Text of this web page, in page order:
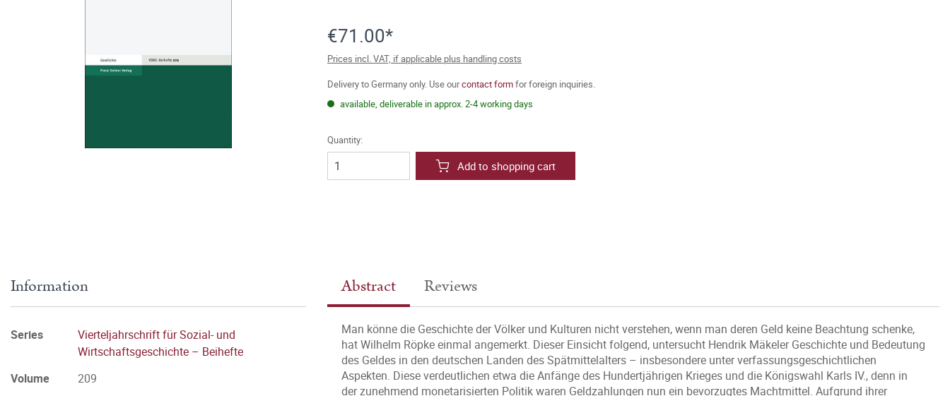
€71.00*
Prices incl. VAT, if applicable plus handling costs
Delivery to Germany only. Use ourcontact formfor foreign inquiries.
available, deliverable in approx. 2-4 working days
Quantity:
Add to shopping cart
Abstract Reviews
Man könne die Geschichte der Völker und Kulturen nicht verstehen, wenn man deren Geld keine Beachtung schenke,
hat Wilhelm Röpke einmal angemerkt. Dieser Einsicht folgend, untersucht Hendrik Mäkeler Geschichte und Bedeutung
des Geldes in den deutschen Landen des Spätmittelalters – insbesondere unter verfassungsgeschichtlichen
Aspekten. Diese verdeutlichen etwa die Anfänge des Hundertjährigen Krieges und die Königswahl Karls IV., denn in
der zunehmend monetarisierten Politik waren Geldzahlungen nun ein bevorzugtes Machtmittel. Aufgrund ihrer
Information
Series
Vierteljahrschrift für Sozial- und
Wirtschaftsgeschichte – Beihefte
Volume
209